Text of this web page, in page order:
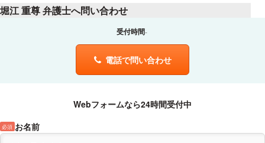
堀江 重尊 弁護士へ問い合わせ
受付時間
電話で問い合わせ
Webフォームなら24時間受付中
お名前
必須